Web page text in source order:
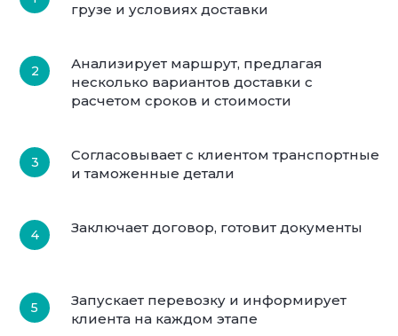
грузе и условиях доставки
Анализирует маршрут, предлагая
несколько вариантов доставки с
расчетом сроков и стоимости
Согласовывает с клиентом транспортные
и таможенные детали
Заключает договор, готовит документы
Запускает перевозку и информирует
клиента на каждом этапе